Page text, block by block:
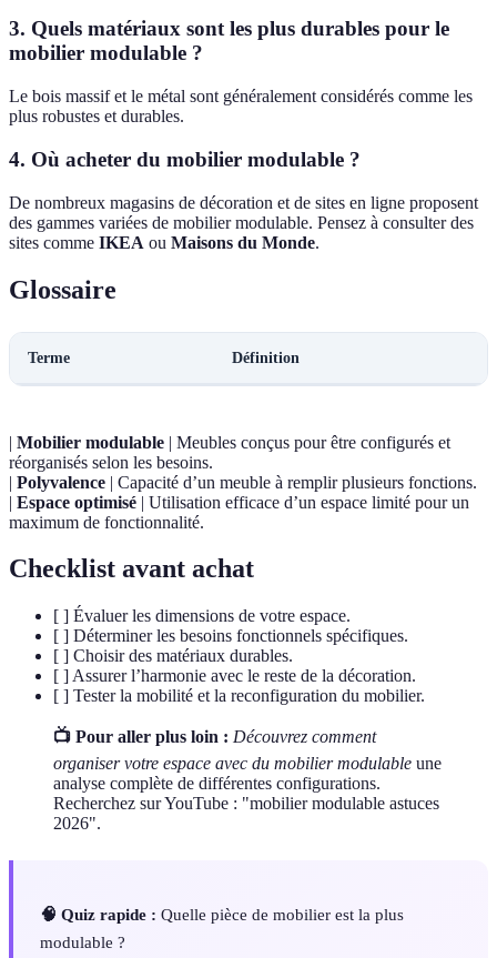
3. Quels matériaux sont les plus durables pour le
mobilier modulable ?
Le bois massif et le métal sont généralement considérés comme les
plus robustes et durables.
4. Où acheter du mobilier modulable ?
De nombreux magasins de décoration et de sites en ligne proposent
des gammes variées de mobilier modulable. Pensez à consulter des
sites comme IKEA ou Maisons du Monde.
Glossaire
Terme Définition
| Mobilier modulable | Meubles conçus pour être configurés et
réorganisés selon les besoins.
| Polyvalence | Capacité d’un meuble à remplir plusieurs fonctions.
| Espace optimisé | Utilisation efficace d’un espace limité pour un
maximum de fonctionnalité.
Checklist avant achat
[ ] Évaluer les dimensions de votre espace.
[ ] Déterminer les besoins fonctionnels spécifiques.
[ ] Choisir des matériaux durables.
[ ] Assurer l’harmonie avec le reste de la décoration.
[ ] Tester la mobilité et la reconfiguration du mobilier.
📺 Pour aller plus loin : Découvrez comment
organiser votre espace avec du mobilier modulable une
analyse complète de différentes configurations.
Recherchez sur YouTube : "mobilier modulable astuces
2026".
🧠 Quiz rapide : Quelle pièce de mobilier est la plus
modulable ?